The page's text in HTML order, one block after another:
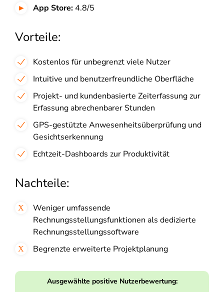
App Store:4.8/5
Vorteile:
Kostenlos für unbegrenzt viele Nutzer
Intuitive und benutzerfreundliche Oberfläche
Projekt- und kundenbasierte Zeiterfassung zur
Erfassung abrechenbarer Stunden
GPS-gestützte Anwesenheitsüberprüfung und
Gesichtserkennung
Echtzeit-Dashboards zur Produktivität
Nachteile:
Weniger umfassende
Rechnungsstellungsfunktionen als dedizierte
Rechnungsstellungssoftware
Begrenzte erweiterte Projektplanung
Ausgewählte positive Nutzerbewertung: